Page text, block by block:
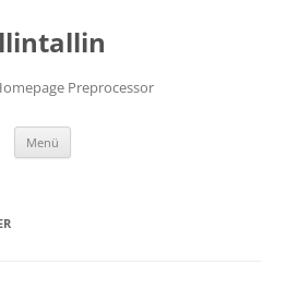
Preprocessor
Menü